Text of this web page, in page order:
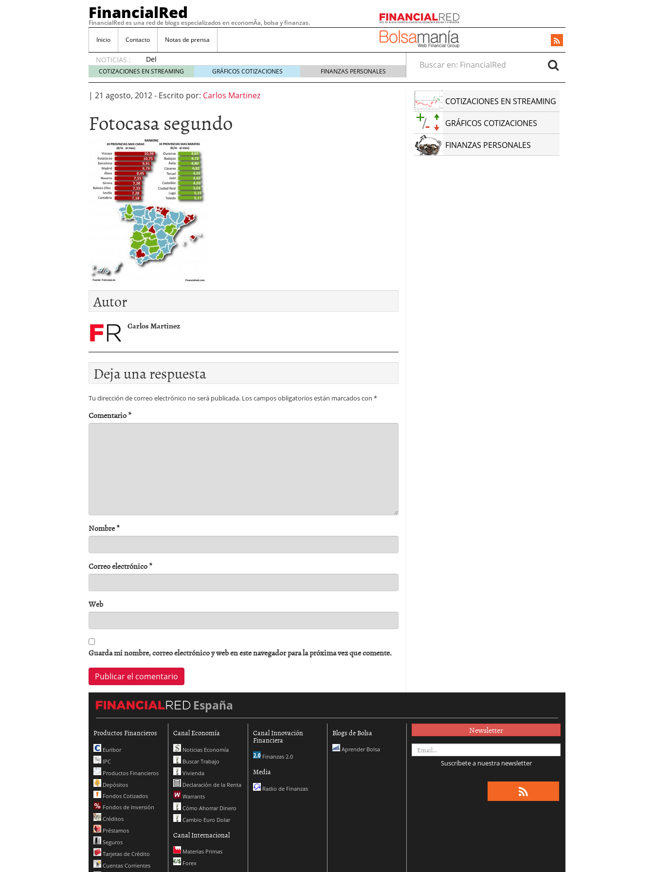
FinancialRed
FinancialRed es una red de blogs especializados en economÃ­a, bolsa y finanzas.
Inicio Contacto Notas de prensa
NOTICIAS :
Del
depósito
a la
cómo
la
gestión
ahorro
en
España
05/08/2026
Seguros de convenio en pymes: la obligación que muchas empresas
descubren cuando ya es demasiado tarde
ReseÃ±a de SIFX: Lo Que Deben Saber los Traders Mexicanos Antes de
Operar 29/06/2026
Crear empresa online vs proceso tradicional: ventajas reales para pymes
29/05/2026
CÃ³mo afrontar una baja mÃ©dica cuando trabajas por cuenta propia
26/05/2026
COTIZACIONES EN STREAMING GRÁFICOS COTIZACIONES FINANZAS PERSONALES
Buscar en:
| 21 agosto, 2012- Escrito por: Carlos Martinez
Fotocasa segundo
Autor
Carlos Martinez
Deja una respuesta
Tu dirección de correo electrónico no será publicada. Los campos obligatorios están marcados con *
Comentario*
Nombre*
Correo electrónico*
Web
Guarda mi nombre, correo electrónico y web en este navegador para la próxima vez que comente.
COTIZACIONES EN STREAMING
GRÁFICOS COTIZACIONES
FINANZAS PERSONALES
España
Productos Financieros
Euribor
IPC
Productos Financieros
Depósitos
Fondos Cotizados
Fondos de Inversión
Créditos
Préstamos
Seguros
Tarjetas de Crédito
Cuentas Corrientes
Canal Economía
Noticias Economía
Buscar Trabajo
Vivienda
Declaración de la Renta
Warrants
Cómo Ahorrar Dinero
Cambio Euro Dolar
Canal Internacional
Materias Primas
Forex
Canal Innovación
Financiera
Finanzas 2.0
Media
Radio de Finanzas
Blogs de Bolsa
Aprender Bolsa
Newsletter
Suscríbete a nuestra newsletter